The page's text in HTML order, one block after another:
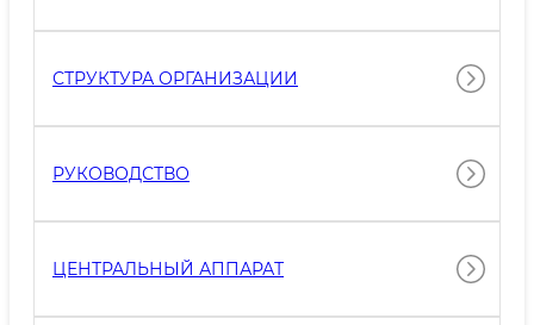
СТРУКТУРА ОРГАНИЗАЦИИ
РУКОВОДСТВО
ЦЕНТРАЛЬНЫЙ АППАРАТ